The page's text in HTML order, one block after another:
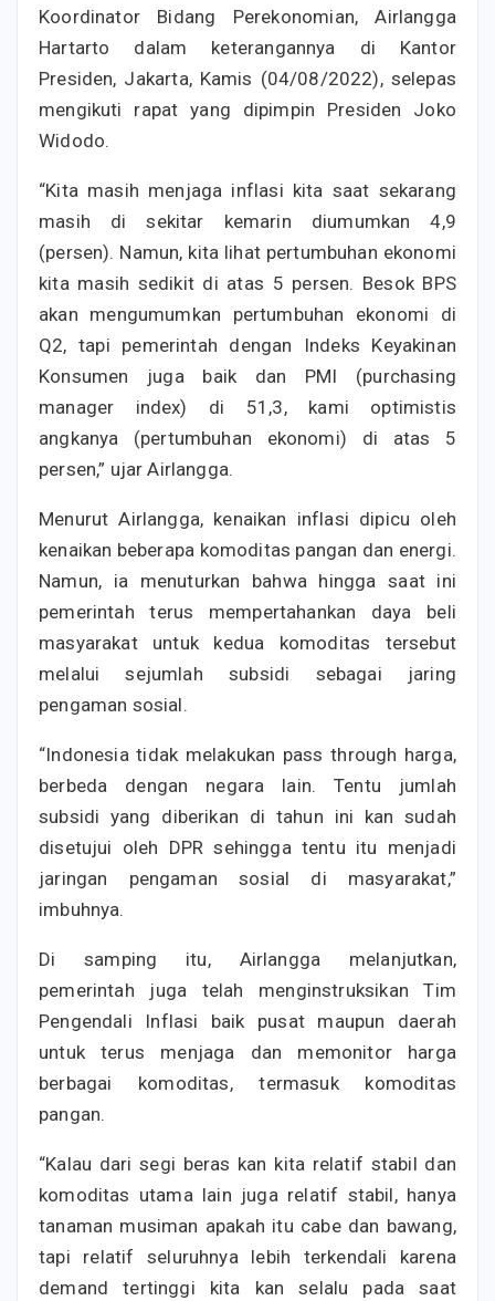
Koordinator Bidang Perekonomian, Airlangga
Hartarto dalam keterangannya di Kantor
Presiden, Jakarta, Kamis (04/08/2022), selepas
mengikuti rapat yang dipimpin Presiden Joko
Widodo.
“Kita masih menjaga inflasi kita saat sekarang
masih di sekitar kemarin diumumkan 4,9
(persen). Namun, kita lihat pertumbuhan ekonomi
kita masih sedikit di atas 5 persen. Besok BPS
akan mengumumkan pertumbuhan ekonomi di
Q2, tapi pemerintah dengan Indeks Keyakinan
Konsumen juga baik dan PMI (purchasing
manager index) di 51,3, kami optimistis
angkanya (pertumbuhan ekonomi) di atas 5
persen,” ujar Airlangga.
Menurut Airlangga, kenaikan inflasi dipicu oleh
kenaikan beberapa komoditas pangan dan energi.
Namun, ia menuturkan bahwa hingga saat ini
pemerintah terus mempertahankan daya beli
masyarakat untuk kedua komoditas tersebut
melalui sejumlah subsidi sebagai jaring
pengaman sosial.
“Indonesia tidak melakukan pass through harga,
berbeda dengan negara lain. Tentu jumlah
subsidi yang diberikan di tahun ini kan sudah
disetujui oleh DPR sehingga tentu itu menjadi
jaringan pengaman sosial di masyarakat,”
imbuhnya.
Di samping itu, Airlangga melanjutkan,
pemerintah juga telah menginstruksikan Tim
Pengendali Inflasi baik pusat maupun daerah
untuk terus menjaga dan memonitor harga
berbagai komoditas, termasuk komoditas
pangan.
“Kalau dari segi beras kan kita relatif stabil dan
komoditas utama lain juga relatif stabil, hanya
tanaman musiman apakah itu cabe dan bawang,
tapi relatif seluruhnya lebih terkendali karena
demand tertinggi kita kan selalu pada saat